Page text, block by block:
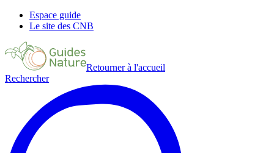
Espace guide
Le site des CNB
Retourner à l'accueil
Rechercher